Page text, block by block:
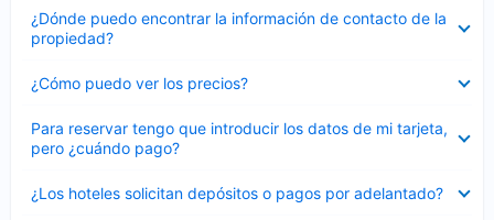
¿Dónde puedo encontrar la información de contacto de la
propiedad?
cerrado
¿Cómo puedo ver los precios?
cerrado
Para reservar tengo que introducir los datos de mi tarjeta,
pero ¿cuándo pago?
cerrado
¿Los hoteles solicitan depósitos o pagos por adelantado?
cerrado